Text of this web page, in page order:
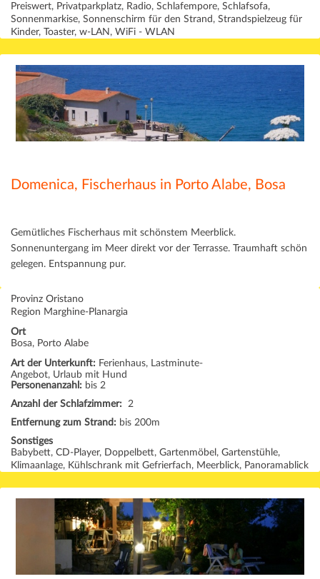
Preiswert, Privatparkplatz, Radio, Schlafempore, Schlafsofa,
Sonnenmarkise, Sonnenschirm für den Strand, Strandspielzeug für
Kinder, Toaster, w-LAN, WiFi - WLAN
Domenica, Fischerhaus in Porto Alabe, Bosa
Gemütliches Fischerhaus mit schönstem Meerblick.
Sonnenuntergang im Meer direkt vor der Terrasse. Traumhaft schön
gelegen. Entspannung pur.
Provinz Oristano
Region Marghine-Planargia
Ort
Bosa, Porto Alabe
Art der Unterkunft: Ferienhaus, Lastminute-
Angebot, Urlaub mit Hund
Personenanzahl: bis 2
Anzahl der Schlafzimmer:
2
Entfernung zum Strand: bis 200m
Sonstiges
Babybett, CD-Player, Doppelbett, Gartenmöbel, Gartenstühle,
Klimaanlage, Kühlschrank mit Gefrierfach, Meerblick, Panoramablick